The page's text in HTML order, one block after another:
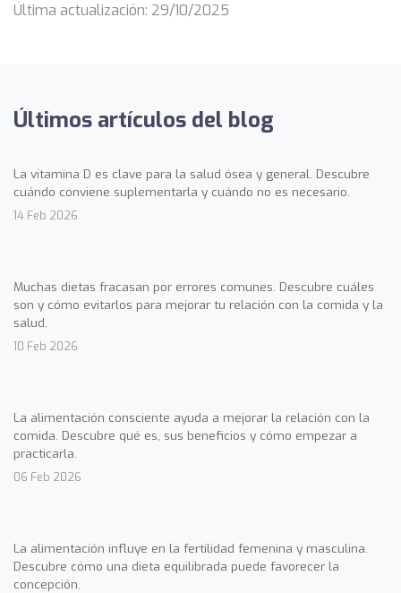
Última actualización: 29/10/2025
Últimos artículos del blog
La vitamina D es clave para la salud ósea y general. Descubre
cuándo conviene suplementarla y cuándo no es necesario.
14 Feb 2026
Muchas dietas fracasan por errores comunes. Descubre cuáles
son y cómo evitarlos para mejorar tu relación con la comida y la
salud.
10 Feb 2026
La alimentación consciente ayuda a mejorar la relación con la
comida. Descubre qué es, sus beneficios y cómo empezar a
practicarla.
06 Feb 2026
La alimentación influye en la fertilidad femenina y masculina.
Descubre cómo una dieta equilibrada puede favorecer la
concepción.